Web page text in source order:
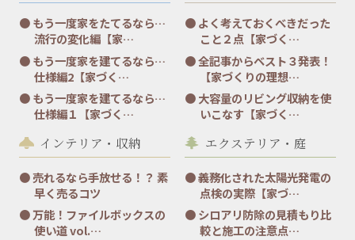
もう一度家をたてるなら…
流行の変化編【家…
もう一度家を建てるなら…
仕様編2【家づく…
もう一度家を建てるなら…
仕様編１【家づく…
よく考えておくべきだった
こと２点【家づく…
全記事からベスト３発表！
【家づくりの理想…
大容量のリビング収納を使
いこなす【家づく…
インテリア・収納
売れるなら手放せる！？ 素
早く売るコツ
万能！ファイルボックスの
使い道 vol.…
エクステリア・庭
義務化された太陽光発電の
点検の実際【家づ…
シロアリ防除の見積もり比
較と施工の注意点…